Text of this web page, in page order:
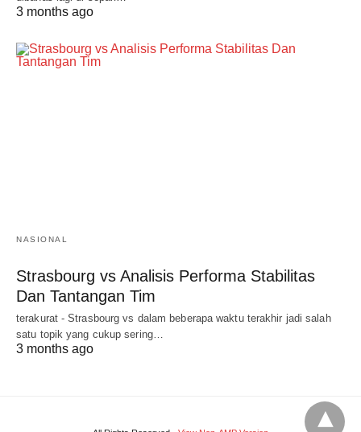
3 months ago
NASIONAL
Strasbourg vs Analisis Performa Stabilitas
Dan Tantangan Tim
terakurat - Strasbourg vs dalam beberapa waktu terakhir jadi salah
satu topik yang cukup sering…
3 months ago